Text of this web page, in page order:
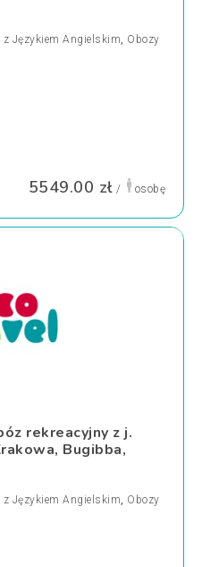
z Językiem Angielskim, Obozy
5549.00 zł / osobę
rekreacyjny z j.
Bugibba,
z Językiem Angielskim, Obozy